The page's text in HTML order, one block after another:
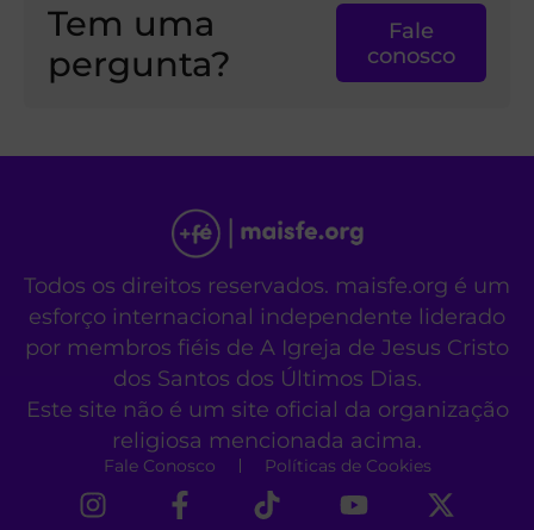
Tem uma
pergunta?
Fale
conosco
Todos os direitos reservados. maisfe.org é um
esforço internacional independente liderado
por membros fiéis de A Igreja de Jesus Cristo
dos Santos dos Últimos Dias.
Este site não é um site oficial da organização
religiosa mencionada acima.
Fale Conosco Políticas de Cookies